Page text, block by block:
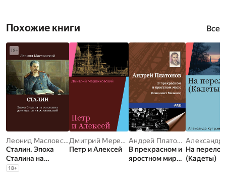
Похожие книги Все
Леонид Масловский
Сталин. Эпоха
Сталина на
основании
18+
Дмитрий Мережковский
Петр и Алексей
Андрей Платонов
В прекрасном и
яростном мире
На
(Кадеты)